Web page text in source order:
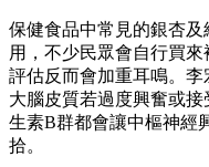
保健食品中常見的銀杏
用，不少民眾會自行買
評估反而會加重耳鳴。
大腦皮質若過度興奮或
生素B群都會讓中樞神經
拾。